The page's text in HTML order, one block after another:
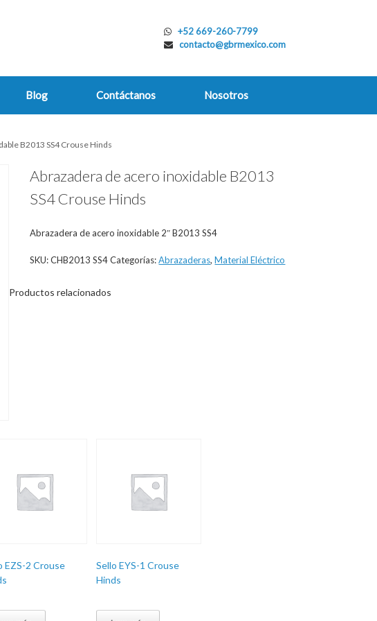
+52 669-260-7799
contacto@gbrmexico.com
Blog Contáctanos Nosotros
B2013 SS4 Crouse Hinds
Abrazadera de acero inoxidable B2013
SS4 Crouse Hinds
Abrazadera de acero inoxidable 2″ B2013 SS4
SKU:CHB2013 SS4 Categorías:Abrazaderas,Material Eléctrico
Productos relacionados
EZS-2 Crouse
Sello EYS-1 Crouse
Hinds